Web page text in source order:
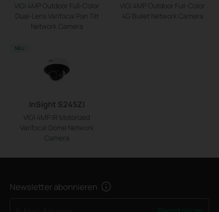
VIGI 4MP Outdoor Full-Color
Dual-Lens Varifocal Pan Tilt
Network Camera
VIGI 4MP Outdoor Full-Color
4G Bullet Network Camera
InSight S245ZI
VIGI 4MP IR Motorized
Varifocal Dome Network
Camera
NEU
Newsletter abonnieren